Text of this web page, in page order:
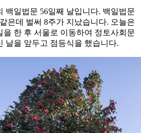
백일법문 56일째 날입니다. 백일법문
은데 벌써 8주가 지났습니다. 오늘은
을 한 후 서울로 이동하여 정토사회문
날을 앞두고 점등식을 했습니다.